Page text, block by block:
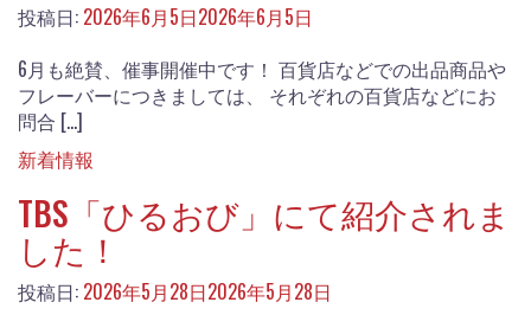
投稿日: 2026年6月5日2026年6月5日
6月も絶賛、催事開催中です！ 百貨店などでの出品商品や
フレーバーにつきましては、 それぞれの百貨店などにお
問合 […]
新着情報
TBS「ひるおび」にて紹介されま
した！
投稿日: 2026年5月28日2026年5月28日